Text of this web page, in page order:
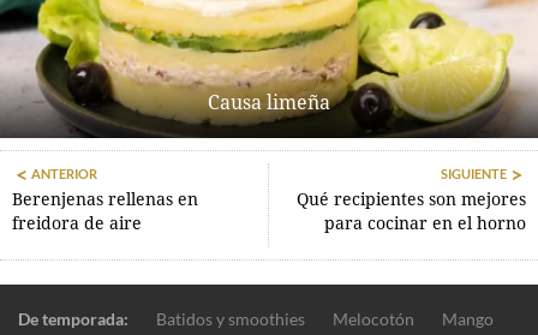
Causa limeña
ANTERIOR
Berenjenas rellenas en
freidora de aire
SIGUIENTE
Qué recipientes son mejores
para cocinar en el horno
De temporada: Batidos y smoothies Melocotón Mango